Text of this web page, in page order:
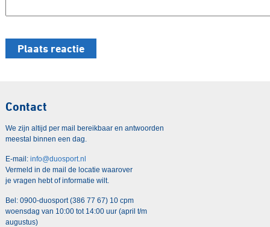
Contact
We zijn altijd per mail bereikbaar en antwoorden
meestal binnen een dag.
E-mail: info@duosport.nl
Vermeld in de mail de locatie waarover
je vragen hebt of informatie wilt.
Bel: 0900-duosport (386 77 67) 10 cpm
woensdag van 10:00 tot 14:00 uur (april t/m
augustus)